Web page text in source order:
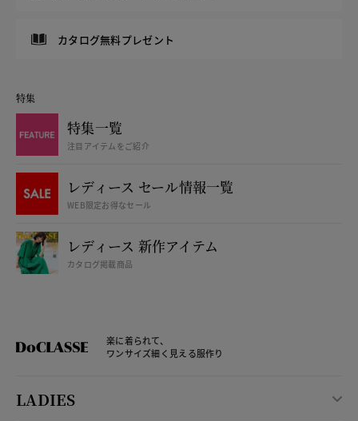
カタログ無料プレゼント
特集
特集一覧
注目アイテムをご紹介
レディース セール情報一覧
WEB限定お得なセール
レディース 新作アイテム
カタログ掲載商品
楽に着られて、
ワンサイズ細く見える服作り
LADIES